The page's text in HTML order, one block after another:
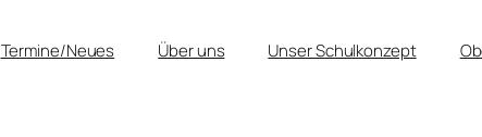
Termine/Neues Über uns Unser Schulkonzept